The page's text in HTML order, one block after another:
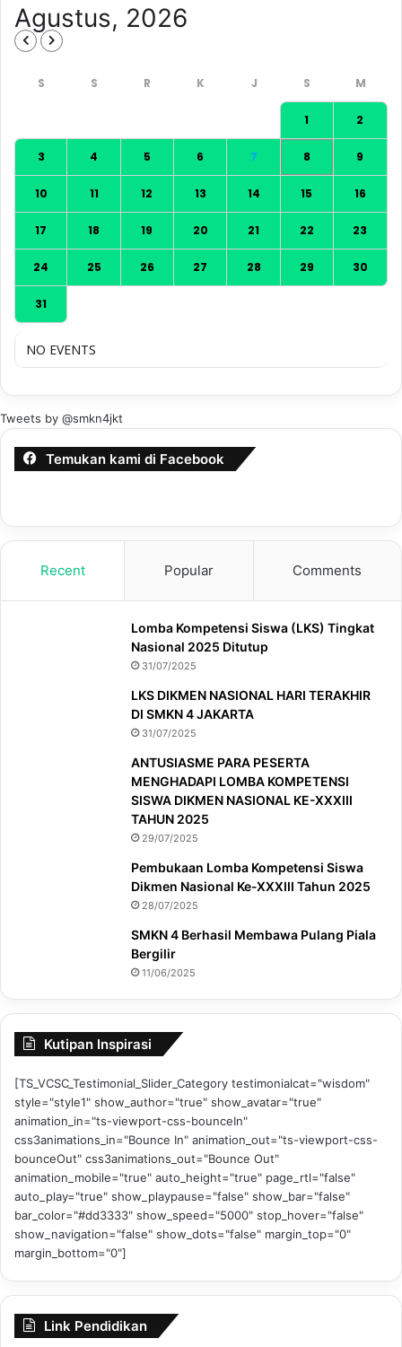
Agustus, 2026
1 2
3 4 5 6 7 8 9
10 11 12 13 14 15 16
17 18 19 20 21 22 23
24 25 26 27 28 29 30
31
NO EVENTS
Tweets by @smkn4jkt
Temukan kami di Facebook
Recent Popular Comments
Lomba Kompetensi Siswa (LKS) Tingkat
Nasional 2025 Ditutup
31/07/2025
LKS DIKMEN NASIONAL HARI TERAKHIR
DI SMKN 4 JAKARTA
31/07/2025
ANTUSIASME PARA PESERTA
MENGHADAPI LOMBA KOMPETENSI
SISWA DIKMEN NASIONAL KE-XXXIII
TAHUN 2025
29/07/2025
Pembukaan Lomba Kompetensi Siswa
Dikmen Nasional Ke-XXXIII Tahun 2025
28/07/2025
SMKN 4 Berhasil Membawa Pulang Piala
Bergilir
11/06/2025
Kutipan Inspirasi
[TS_VCSC_Testimonial_Slider_Category testimonialcat="wisdom"
style="style1" show_author="true" show_avatar="true"
animation_in="ts-viewport-css-bounceIn"
css3animations_in="Bounce In" animation_out="ts-viewport-css-
bounceOut" css3animations_out="Bounce Out"
animation_mobile="true" auto_height="true" page_rtl="false"
auto_play="true" show_playpause="false" show_bar="false"
bar_color="#dd3333" show_speed="5000" stop_hover="false"
show_navigation="false" show_dots="false" margin_top="0"
margin_bottom="0"]
Link Pendidikan